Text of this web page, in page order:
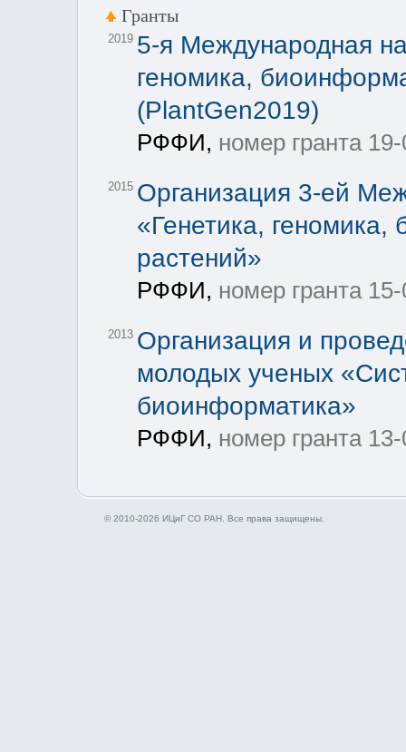
Гранты
2019 5-я Международная
геномика,
(PlantGen2019)
РФФИ, номер гранта
2015 Организация 3-ей
«Генетика, геномика,
растений»
РФФИ, номер гранта
2013 Организация и
молодых ученых
биоинформатика»
РФФИ, номер гранта
© 2010-2026 ИЦиГ СО РАН. Все права защищены.